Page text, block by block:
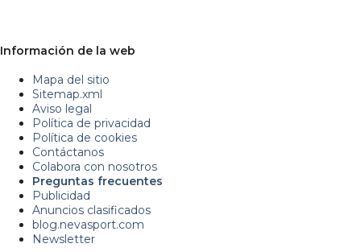
Información de la web
Mapa del sitio
Sitemap.xml
Aviso legal
Política de privacidad
Política de cookies
Contáctanos
Colabora con nosotros
Preguntas frecuentes
Publicidad
Anuncios clasificados
blog.nevasport.com
Newsletter